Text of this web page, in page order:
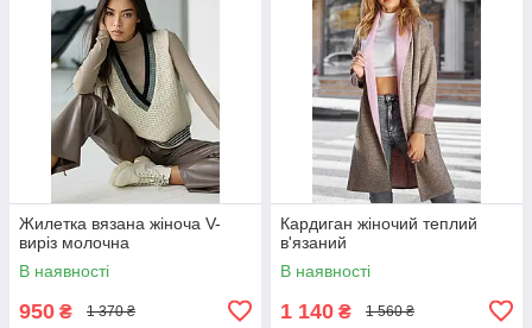
Жилетка вязана жіноча V-
виріз молочна
В наявності
950 ₴ 1 370 ₴
Кардиган жіночий теплий
в'язаний
В наявності
1 140 ₴ 1 560 ₴